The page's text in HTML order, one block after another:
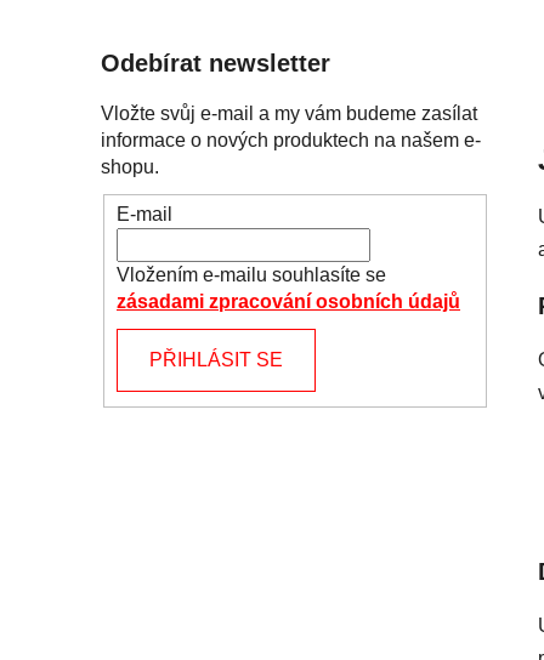
Odebírat newsletter
Vložte svůj e-mail a my vám budeme zasílat
informace o nových produktech na našem e-
shopu.
E-mail
Vložením e-mailu souhlasíte se
zásadami zpracování osobních údajů
PŘIHLÁSIT SE